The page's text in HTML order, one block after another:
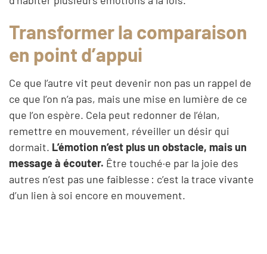
Transformer la comparaison
en point d’appui
Ce que l’autre vit peut devenir non pas un rappel de
ce que l’on n’a pas, mais une mise en lumière de ce
que l’on espère. Cela peut redonner de l’élan,
remettre en mouvement, réveiller un désir qui
dormait. L’émotion n’est plus un obstacle, mais un
message à écouter. Être touché·e par la joie des
autres n’est pas une faiblesse : c’est la trace vivante
d’un lien à soi encore en mouvement.